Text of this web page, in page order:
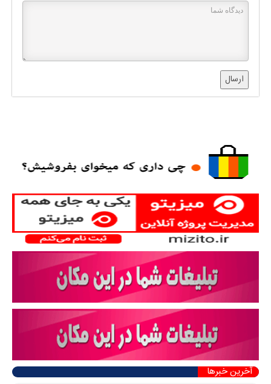
ارسال
آخرین خبرها